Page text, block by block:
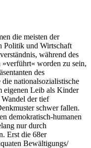
die meisten der
Politik und Wirtschaft
während des
worden zu sein,
des
nationalsozialistische
eigenen Leib als Kinder
der tief
schwer fallen.
demokratisch-humanen
nur durch
Erst die 68er
Bewältigungs/